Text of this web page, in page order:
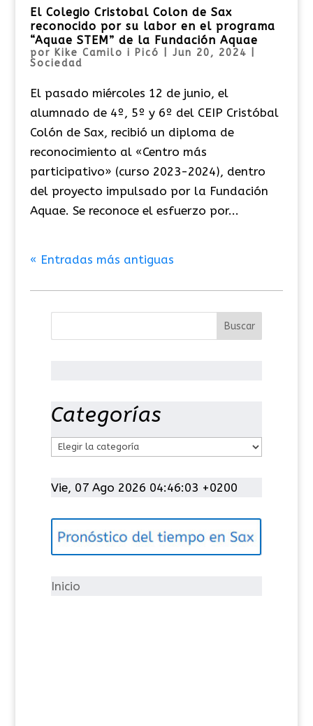
El Colegio Cristobal Colon de Sax
reconocido por su labor en el programa
“Aquae STEM” de la Fundación Aquae
por Kike Camilo i Picó Jun 20, 2024
Sociedad
El pasado miércoles 12 de junio, el
alumnado de 4º, 5º y 6º del CEIP Cristóbal
Colón de Sax, recibió un diploma de
reconocimiento al «Centro más
participativo» (curso 2023-2024), dentro
del proyecto impulsado por la Fundación
Aquae. Se reconoce el esfuerzo por...
« Entradas más antiguas
Categorías
t
g
í
Vie, 07 Ago 2026 04:46:04 +0200
Inicio